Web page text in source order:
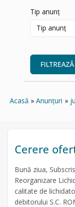
Tip anunț
FILTREAZĂ
Acasă Anunțuri
Cerere
Bună ziua,
Reorganizare
calitate de
debitorului S.C.